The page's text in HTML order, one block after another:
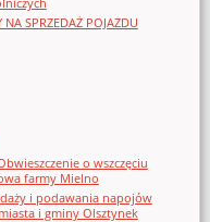
SPRZEDAŻ POJAZDU
o wszczęciu
farmy Mielno
i podawania napojów
i gminy Olsztynek